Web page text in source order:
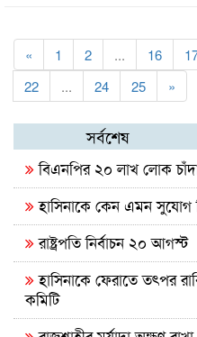
« 1 2 ... 16
22
... 24 25 »
সর্বশেষ
বিএনপির ২০ লাখ লোক
হাসিনাকে কেন এমন সুযোগ
রাষ্ট্রপতি নির্বাচন ২০ আগস্ট
হাসিনাকে ফেরাতে তৎপর
কমিটি